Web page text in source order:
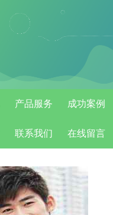
产品服务 成功案例
联系我们 在线留言